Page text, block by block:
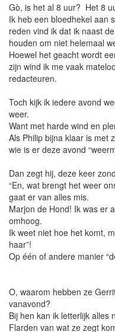
Gò, is het al 8 uur? Het 8
Ik heb een bloedhekel aan
reden vind ik dat ik naast
houden om niet helemaal
Hoewel het geacht wordt
zijn wind ik me vaak
redacteuren.
Toch kijk ik iedere avond
weer.
Want met harde wind en
Als Philip bijna klaar is met
wie is er deze avond
Dan zegt hij, deze keer
“En, wat brengt het weer
gaat er van alles mis.
Marjon de Hond! Ik was er
omhoog.
Ik weet niet hoe het komt,
haar”!
Op één of andere manier
O, waarom hebben ze
vanavond?
Bij hen kan ik letterlijk alles
Flarden van wat ze zegt